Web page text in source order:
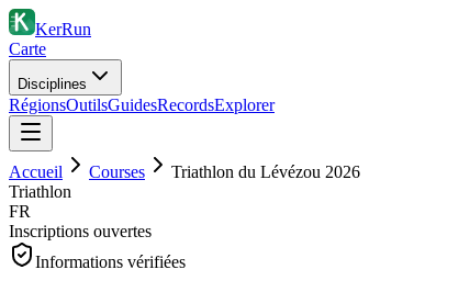
KerRun
Carte
Disciplines
RégionsOutilsGuidesRecordsExplorer
Accueil Courses
Triathlon du Lévézou 2026
Triathlon
FR
Inscriptions ouvertes
Informations vérifiées